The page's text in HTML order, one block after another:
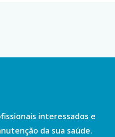
interessados e
da sua saúde.